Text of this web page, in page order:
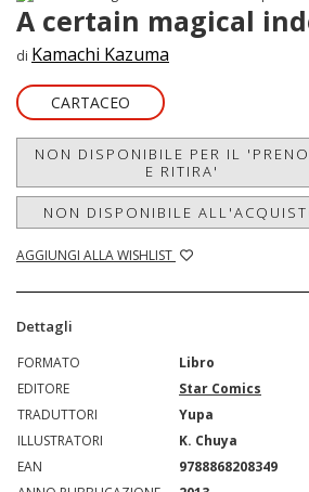
A certain magical
di Kamachi Kazuma
CARTACEO
NON DISPONIBILE PER IL
E RITIRA'
NON DISPONIBILE
AGGIUNGI ALLA WISHLIST
Dettagli
FORMATO
Libro
EDITORE
Star Comics
TRADUTTORI
Yupa
ILLUSTRATORI
K. Chuya
EAN
9788868208349